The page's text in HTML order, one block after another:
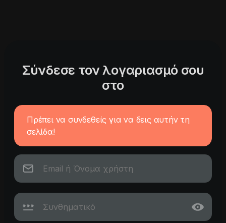
Σύνδεσε τον λογαριασμό σου
στο
Πρέπει να συνδεθείς για να δεις αυτήν τη
σελίδα!